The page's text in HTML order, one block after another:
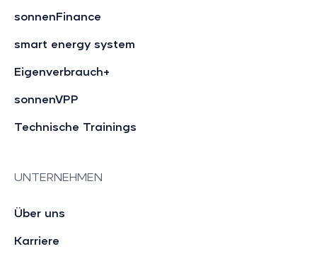
sonnenFinance
smart energy system
Eigenverbrauch+
sonnenVPP
Technische Trainings
UNTERNEHMEN
Über uns
Karriere